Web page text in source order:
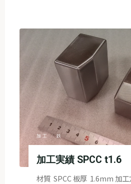
実
加工 / 鉄
加工実績 SPCC t1.6
材質 SPCC 板厚 1.6mm 加